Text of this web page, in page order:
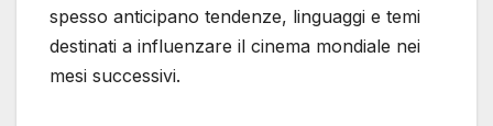
spesso anticipano tendenze, linguaggi e temi
destinati a influenzare il cinema mondiale nei
mesi successivi.